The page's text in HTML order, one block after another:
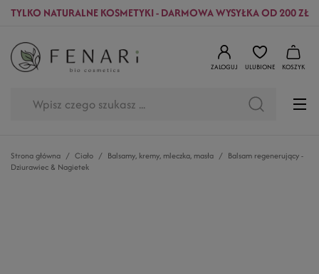
TYLKO NATURALNE KOSMETYKI - DARMOWA WYSYŁKA OD 200 ZŁ
ZALOGUJ ULUBIONE KOSZYK
Strona główna Ciało Balsamy, kremy, mleczka, masła
Balsam regenerujący -
Dziurawiec & Nagietek